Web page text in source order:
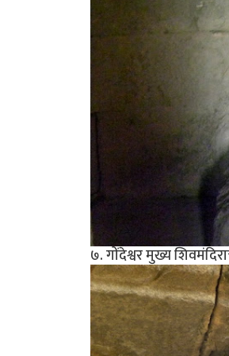
७. गोंदेश्वर मुख्य